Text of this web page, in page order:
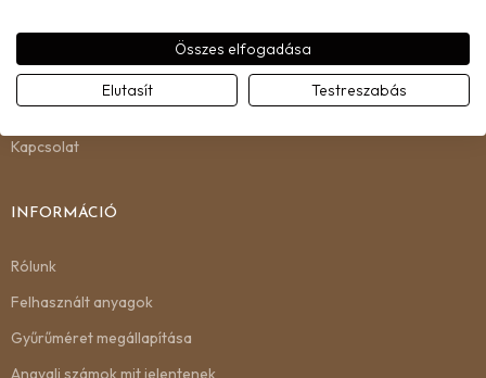
Kiszállítás
Garancia
Csere és visszaküldés
Kapcsolat
INFORMÁCIÓ
Rólunk
Felhasznált anyagok
Gyűrűméret megállapítása
Angyali számok mit jelentenek
Összes elfogadása
Elutasít Testreszabás